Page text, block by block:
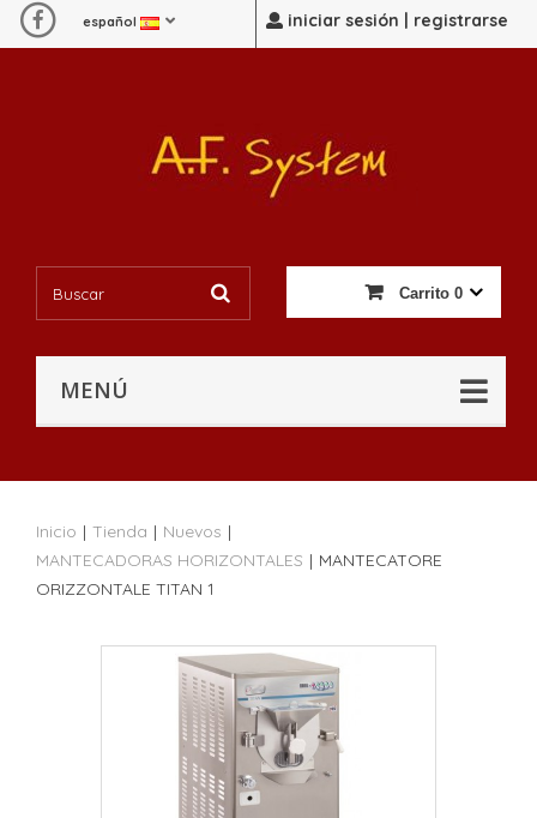
iniciar sesión | registrarse
español
Carrito 0
MENÚ
Inicio | Tienda | Nuevos |
MANTECADORAS HORIZONTALES | MANTECATORE
ORIZZONTALE TITAN 1